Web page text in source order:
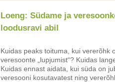
Loeng: Südame ja
loodusravi abil
Kuidas peaks toituma, kui vererõhk
veresoonte „lupjumist“? Kuidas
Kuidas ennast aidata, kui süda on
veresooni kosutavatest ning